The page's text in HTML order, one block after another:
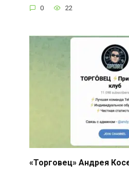
0 22
«Торговец» Андрея